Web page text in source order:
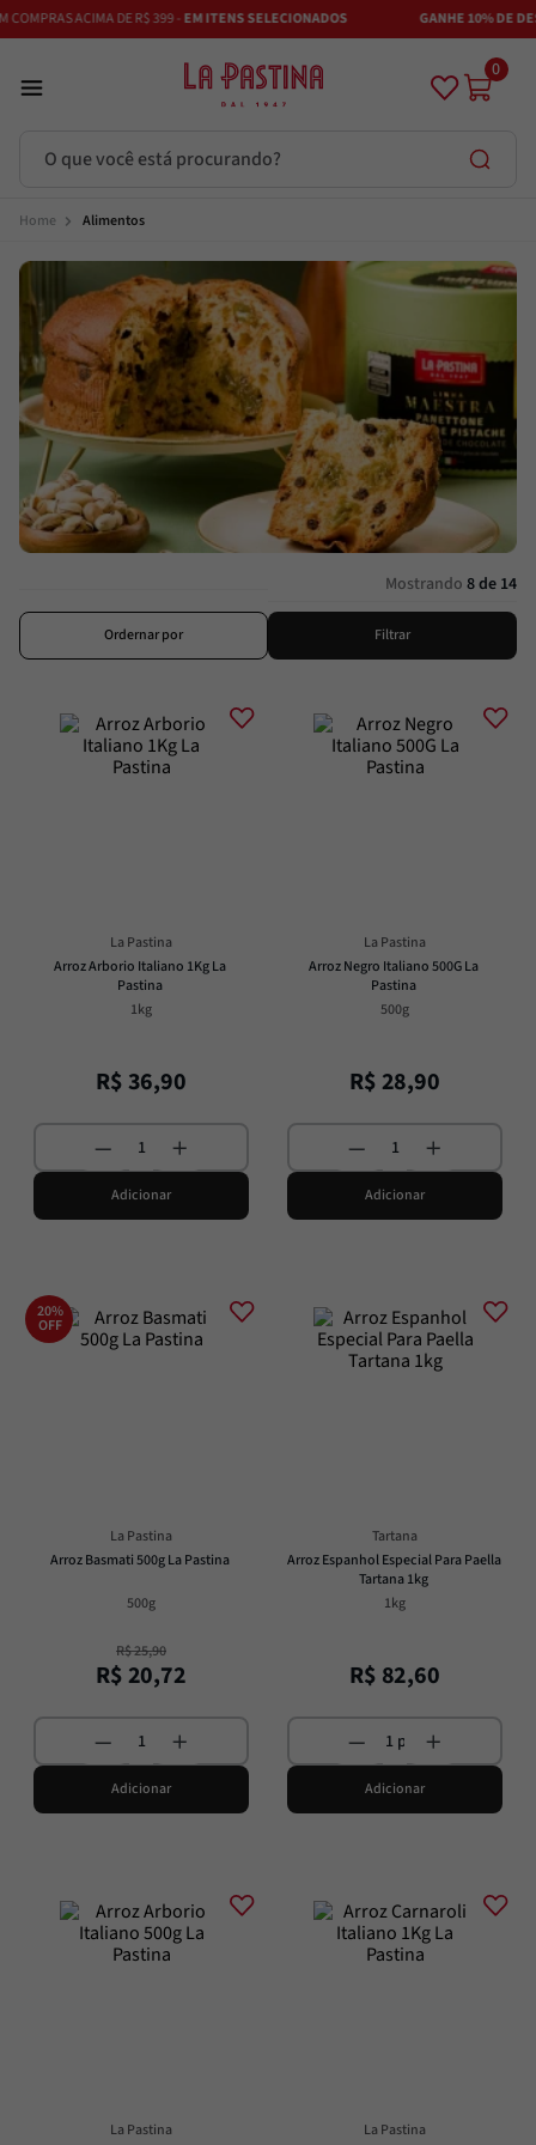
ACIMA DE R$ 399 -EM ITENS SELECIONADOS GANHE 10% DE
0
Alimentos
Mostrando 8 de 14
Ordernar por Filtrar
La Pastina
Arroz Arborio Italiano 1Kg La
Pastina
1kg
R$36,90
Adicionar
La Pastina
Arroz Negro Italiano 500G La
Pastina
500g
R$28,90
Adicionar
20%
OFF
La Pastina
Arroz Basmati 500g La Pastina
500g
R$25,90
R$20,72
Adicionar
Tartana
Arroz Espanhol Especial Para Paella
Tartana 1kg
1kg
R$ 82,60
Adicionar
La Pastina
La Pastina
Termos mais buscados
2º Vinhos
3º Adobe
Maestra
5º Azeitona
º Bruschetta
7 Alcachofra
8º Passata
10ºTrufa